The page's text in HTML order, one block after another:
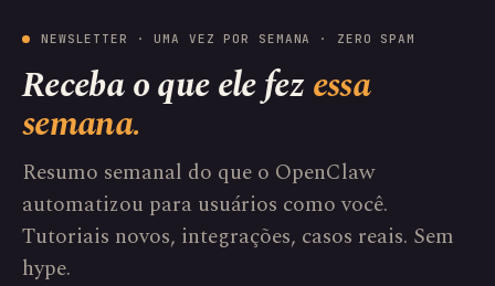
NEWSLETTER · UMA VEZ POR SEMANA · ZERO SPAM
Receba o que ele fezessa
semana.
Resumo semanal do que o OpenClaw
automatizou para usuários como você.
Tutoriais novos, integrações, casos reais. Sem
hype.